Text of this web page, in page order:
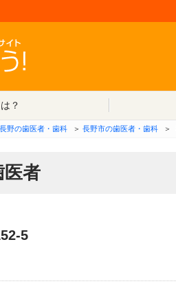
？
長野の歯医者・歯科 ＞ 長野市の歯医者・歯科 ＞
医者
5